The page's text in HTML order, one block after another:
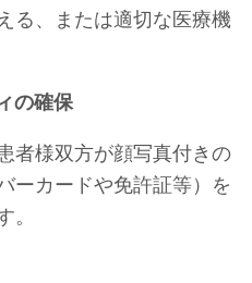
る、または適切な医療機
の確保
者様双方が顔写真付きの
ーカードや免許証等）を
。